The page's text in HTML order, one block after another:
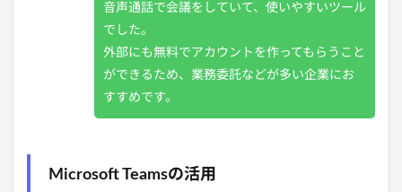
音声通話で会議をしていて、使いやすいツール
でした。
外部にも無料でアカウントを作ってもらうこと
ができるため、業務委託などが多い企業にお
すすめです。
Microsoft Teamsの活用